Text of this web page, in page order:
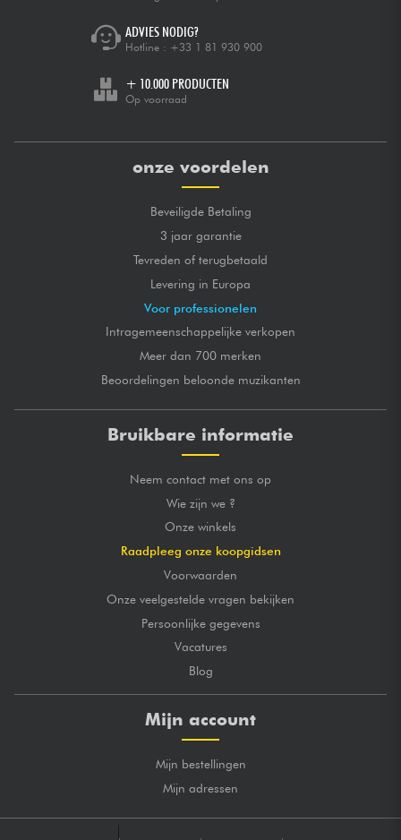
ADVIES NODIG?
Hotline : +33 1 81 930 900
+ 10.000 PRODUCTEN
Op voorraad
onze voordelen
Beveiligde Betaling
3 jaar garantie
Tevreden of terugbetaald
Levering in Europa
Voor professionelen
Intragemeenschappelijke verkopen
Meer dan 700 merken
Beoordelingen beloonde muzikanten
Bruikbare informatie
Neem contact met ons op
Wie zijn we ?
Onze winkels
Raadpleeg onze koopgidsen
Voorwaarden
Onze veelgestelde vragen bekijken
Persoonlijke gegevens
Vacatures
Blog
Mijn account
Mijn bestellingen
Mijn adressen